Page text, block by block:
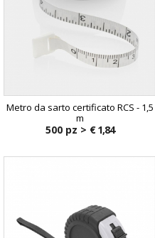
Metro da sarto certificato RCS - 1,5
m
500 pz > € 1,84